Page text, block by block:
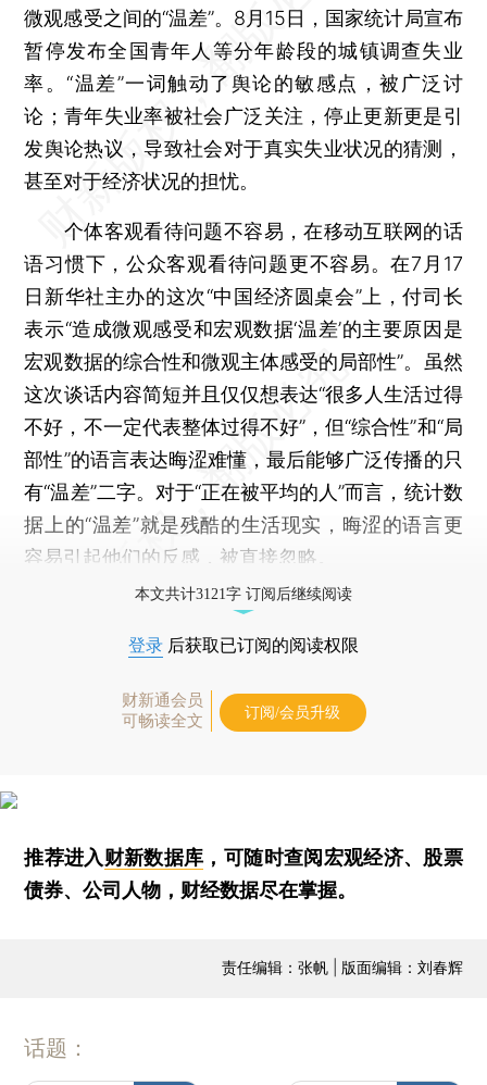
微观感受之间的“温差”。8月15日，国家统计局宣布
暂停发布全国青年人等分年龄段的城镇调查失业
率。“温差”一词触动了舆论的敏感点，被广泛讨
论；青年失业率被社会广泛关注，停止更新更是引
发舆论热议，导致社会对于真实失业状况的猜测，
甚至对于经济状况的担忧。
个体客观看待问题不容易，在移动互联网的话
语习惯下，公众客观看待问题更不容易。在7月17
日新华社主办的这次“中国经济圆桌会”上，付司长
表示“造成微观感受和宏观数据‘温差’的主要原因是
宏观数据的综合性和微观主体感受的局部性”。虽然
这次谈话内容简短并且仅仅想表达“很多人生活过得
不好，不一定代表整体过得不好”，但“综合性”和“局
部性”的语言表达晦涩难懂，最后能够广泛传播的只
有“温差”二字。对于“正在被平均的人”而言，统计数
据上的“温差”就是残酷的生活现实，晦涩的语言更
容易引起他们的反感，被直接忽略。
本文共计3121字 订阅后继续阅读
登录 后获取已订阅的阅读权限
财新通会员
可畅读全文
订阅/会员升级
推荐进入财新数据库 ，可随时查阅宏观经济、股票
债券、公司人物，财经数据尽在掌握。
责任编辑：张帆 | 版面编辑：刘春辉
话题：